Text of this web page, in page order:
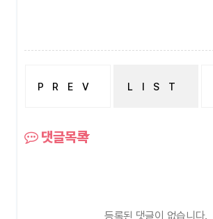
PREV LIST
댓글목록
등록된 댓글이 없습니다.